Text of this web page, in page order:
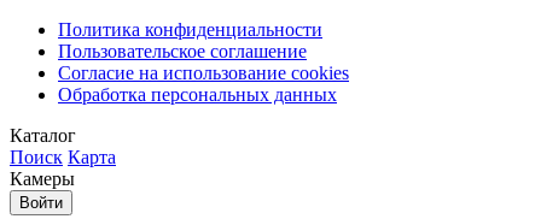
Политика конфиденциальности
Пользовательское соглашение
Согласие на использование cookies
Обработка персональных данных
Каталог
Поиск Карта
Камеры
Войти